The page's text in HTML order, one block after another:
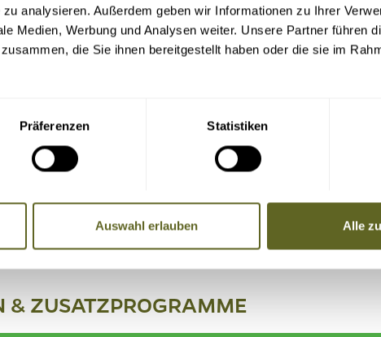
analysieren. Außerdem geben wir Informationen zu Ihrer
Medien, Werbung und Analysen weiter. Unsere Partner führen
die Sie ihnen bereitgestellt haben oder die sie im
Präferenzen Statistiken
Auswahl erlauben Alle
Ihr
& ZUSATZPROGRAMME